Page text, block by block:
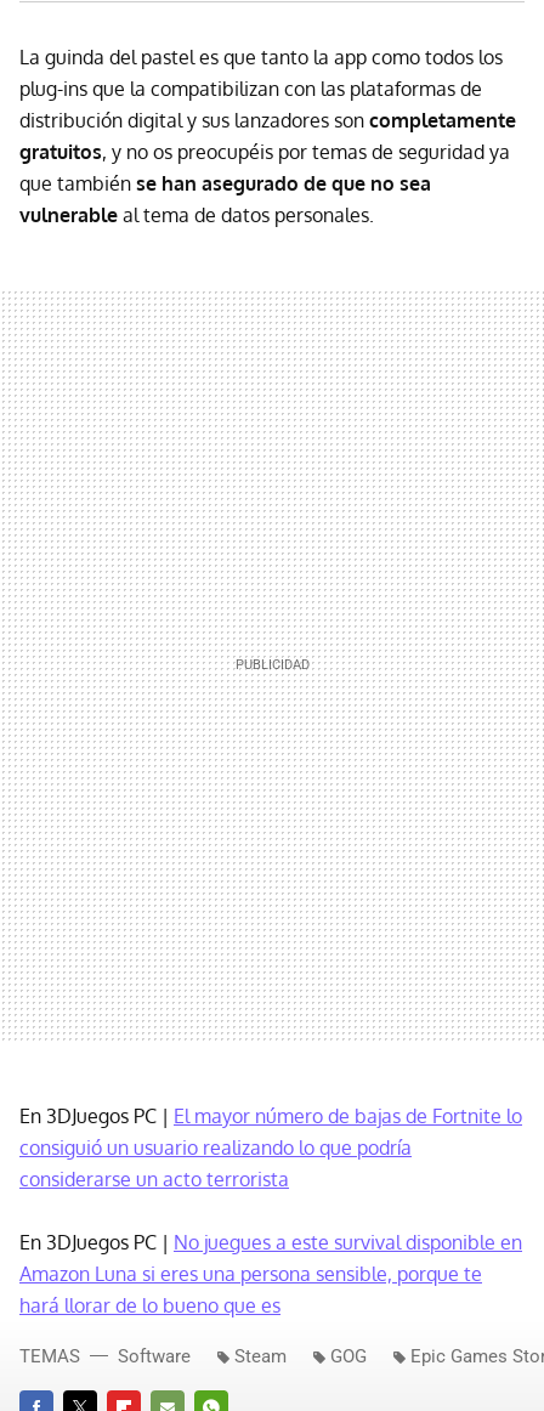
La guinda del pastel es que tanto la app como todos los
plug-ins que la compatibilizan con las plataformas de
distribución digital y sus lanzadores son completamente
gratuitos, y no os preocupéis por temas de seguridad ya
que también se han asegurado de que no sea
vulnerable al tema de datos personales.
En 3DJuegos PC | El mayor número de bajas de Fortnite lo
consiguió un usuario realizando lo que podría
considerarse un acto terrorista
En 3DJuegos PC | No juegues a este survival disponible en
Amazon Luna si eres una persona sensible, porque te
hará llorar de lo bueno que es
TEMAS Software Steam GOG Epic Games